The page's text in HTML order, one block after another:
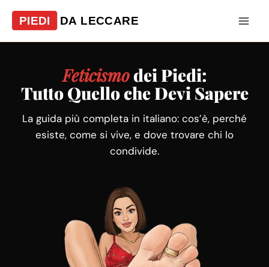
Feticismodei Piedi:
Tutto Quello che Devi Sapere
La guida più completa in italiano: cos’è, perché
esiste, come si vive, e dove trovare chi lo
condivide.